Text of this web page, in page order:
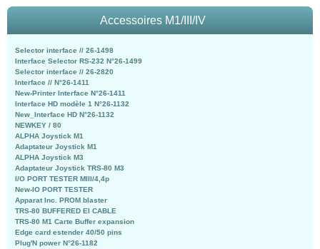
Accessoires M1/III/IV
Selector interface // 26-1498
Interface Selector RS-232 N°26-1499
Selector interface // 26-2820
Interface // N°26-1411
New-Printer Interface N°26-1411
Interface HD modèle 1 N°26-1132
New_Interface HD N°26-1132
NEWKEY / 80
ALPHA Joystick M1
Adaptateur Joystick M1
ALPHA Joystick M3
Adaptateur Joystick TRS-80 M3
I/O PORT TESTER MIII/4,4p
New-IO PORT TESTER
Apparat Inc. PROM blaster
TRS-80 BUFFERED EI CABLE
TRS-80 M1 Carte Buffer expansion
Edge card estender 40/50 pins
Plug'N power N°26-1182